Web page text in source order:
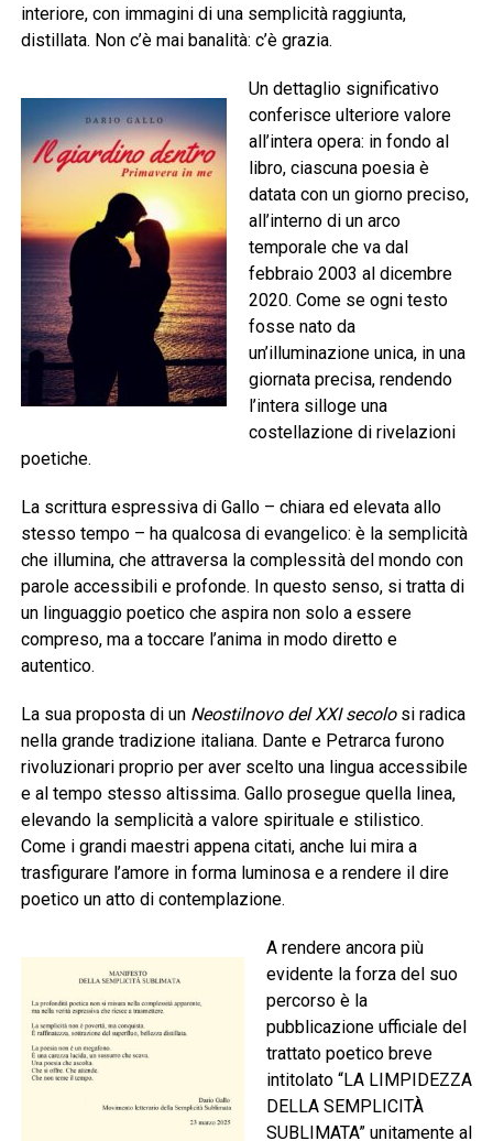
interiore, con immagini di una semplicità raggiunta,
distillata. Non c’è mai banalità: c’è grazia.
Un dettaglio significativo
conferisce ulteriore valore
all’intera opera: in fondo al
libro, ciascuna poesia è
datata con un giorno preciso,
all’interno di un arco
temporale che va dal
febbraio 2003 al dicembre
2020. Come se ogni testo
fosse nato da
un’illuminazione unica, in una
giornata precisa, rendendo
l’intera silloge una
costellazione di rivelazioni
poetiche.
La scrittura espressiva di Gallo – chiara ed elevata allo
stesso tempo – ha qualcosa di evangelico: è la semplicità
che illumina, che attraversa la complessità del mondo con
parole accessibili e profonde. In questo senso, si tratta di
un linguaggio poetico che aspira non solo a essere
compreso, ma a toccare l’anima in modo diretto e
autentico.
La sua proposta di un Neostilnovo del XXI secolosi radica
nella grande tradizione italiana. Dante e Petrarca furono
rivoluzionari proprio per aver scelto una lingua accessibile
e al tempo stesso altissima. Gallo prosegue quella linea,
elevando la semplicità a valore spirituale e stilistico.
Come i grandi maestri appena citati, anche lui mira a
trasfigurare l’amore in forma luminosa e a rendere il dire
poetico un atto di contemplazione.
A rendere ancora più
evidente la forza del suo
percorso è la
pubblicazione ufficiale del
trattato poetico breve
intitolato “LA LIMPIDEZZA
DELLA SEMPLICITÀ
SUBLIMATA” unitamente al